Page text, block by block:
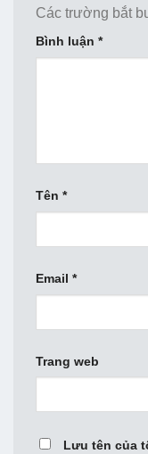
Các trường bắt
Bình luận *
Tên *
Email *
Trang web
Lưu tên của